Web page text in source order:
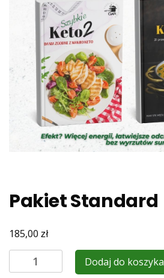
Pakiet Standard
185,00 zł
Pakiet
Dodaj do koszyka